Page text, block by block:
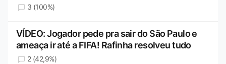
3 (100%)
VÍDEO: Jogador pede pra sair do São Paulo e
ameaça ir até a FIFA! Rafinha resolveu tudo
2 (42,9%)